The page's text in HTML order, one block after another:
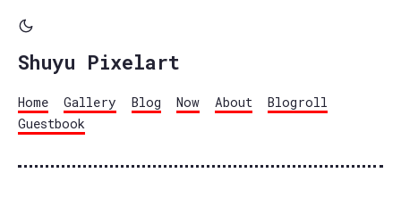
Shuyu Pixelart
Home Gallery Blog Now About
Blogroll
Guestbook